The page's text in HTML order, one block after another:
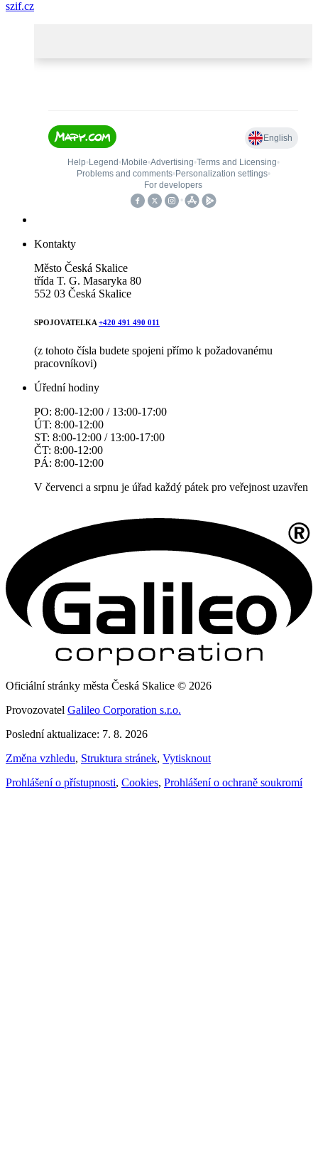
szif.cz
Kontakty
Město Česká Skalice
třída T. G. Masaryka 80
552 03 Česká Skalice
SPOJOVATELKA +420 491 490 011
(z tohoto čísla budete spojeni přímo k požadovanému
pracovníkovi)
Úřední hodiny
PO: 8:00-12:00 / 13:00-17:00
ÚT: 8:00-12:00
ST: 8:00-12:00 / 13:00-17:00
ČT: 8:00-12:00
PÁ: 8:00-12:00
V červenci a srpnu je úřad každý pátek pro veřejnost uzavřen
Oficiální stránky města Česká Skalice © 2026
Provozovatel Galileo Corporation s.r.o.
Poslední aktualizace: 7. 8. 2026
Změna vzhledu, Struktura stránek, Vytisknout
Prohlášení o přístupnosti, Cookies, Prohlášení o ochraně soukromí